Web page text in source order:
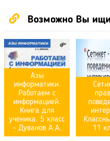
Возможно Вы
Азы
информатики.
Работаем с
информацией.
Книга для
ученика. 5 класс
- Дуванов А.А.
11